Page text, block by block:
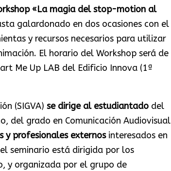
«La magia del stop-motion al
galardonado en dos ocasiones con el
y recursos necesarios para utilizar
El horario del Workshop será de
Me Up LAB del Edificio Innova (1ª
(SIGVA) se dirige al estudiantadodel
del grado en Comunicación Audiovisual
y profesionales externos interesados en
seminario está dirigida por los
y organizada por el grupo de